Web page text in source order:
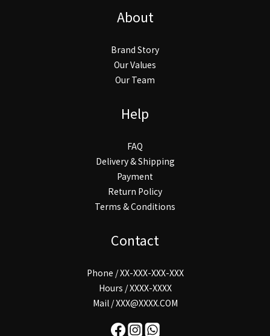
About
Brand Story
Our Values
Our Team
Help
FAQ
Delivery & Shipping
Payment
Return Policy
Terms & Conditions
Contact
Phone / XX-XXX-XXX-XXX
Hours / XXXX-XXXX
Mail / XXX@XXXX.COM